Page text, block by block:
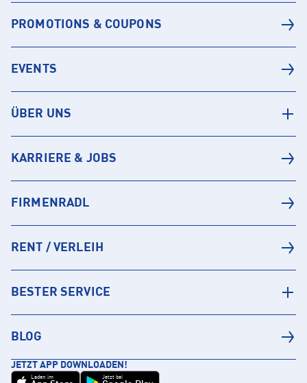
PROMOTIONS & COUPONS
EVENTS
ÜBER UNS
KARRIERE & JOBS
FIRMENRADL
RENT / VERLEIH
BESTER SERVICE
BLOG
JETZT APP DOWNLOADEN!
Laden im Jetzt bei